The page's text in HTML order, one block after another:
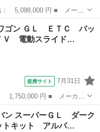
バン ■ グレード名： ス
式 １ナンバー ガソリン
ワゴン ＧＬ ＥＴＣ バッ
電動スライド…
提携サイト 7月31日
ゴン ■ グレード名： Ｇ
動スライドドア オート
ン スーパーＧＬ ダーク
トキット アルパ…